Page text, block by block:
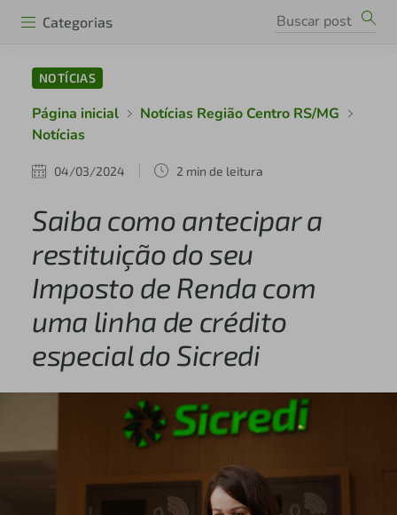
Categorias
NOTÍCIAS
Página inicial
Notícias Região Centro RS/MG
Notícias
04/03/2024 2 min de leitura
Saiba como antecipar a
restituição do seu
Imposto de Renda com
uma linha de crédito
especial do Sicredi